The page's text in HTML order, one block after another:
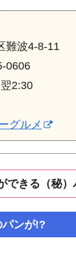
難波4-8-11
0606
2:30
グルメ
できる（秘）
パンが!?